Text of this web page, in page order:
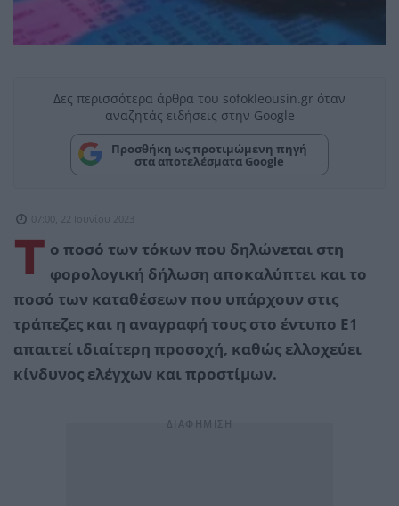
Δες περισσότερα άρθρα του sofokleousin.gr όταν
αναζητάς ειδήσεις στην Google
Προσθήκη ως προτιμώμενη πηγή
στα αποτελέσματα Google
07:00, 22 Ιουνίου 2023
Τ ο ποσό των τόκων που δηλώνεται στη
φορολογική δήλωση αποκαλύπτει και το
ποσό των καταθέσεων που υπάρχουν στις
τράπεζες και η αναγραφή τους στο έντυπο Ε1
απαιτεί ιδιαίτερη προσοχή, καθώς ελλοχεύει
κίνδυνος ελέγχων και προστίμων.